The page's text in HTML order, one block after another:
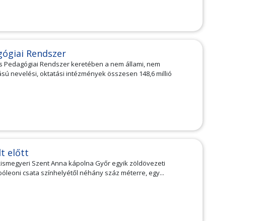
Rendszer
Pedagógiai Rendszer keretében a nem állami, nem
nevelési, oktatási intézmények összesen 148,6 millió
előtt
Szent Anna kápolna Győr egyik zöldövezeti
csata színhelyétől néhány száz méterre, egy...